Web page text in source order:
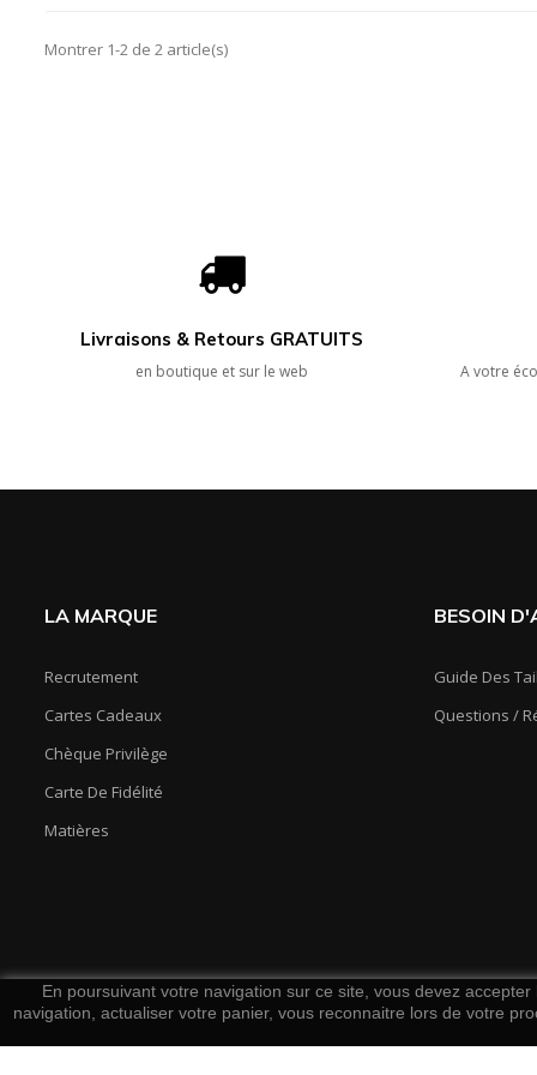
Montrer 1-2 de 2 article(s)
Livraisons & Retours GRATUITS
en boutique et sur le web A votre
LA MARQUE
Recrutement
Cartes Cadeaux
Chèque Privilège
Carte De Fidélité
Matières
BESOIN
Guide Des
Questions /
En poursuivant votre navigation sur ce site, vous devez
navigation, actualiser votre panier, vous reconnaitre lors de votre